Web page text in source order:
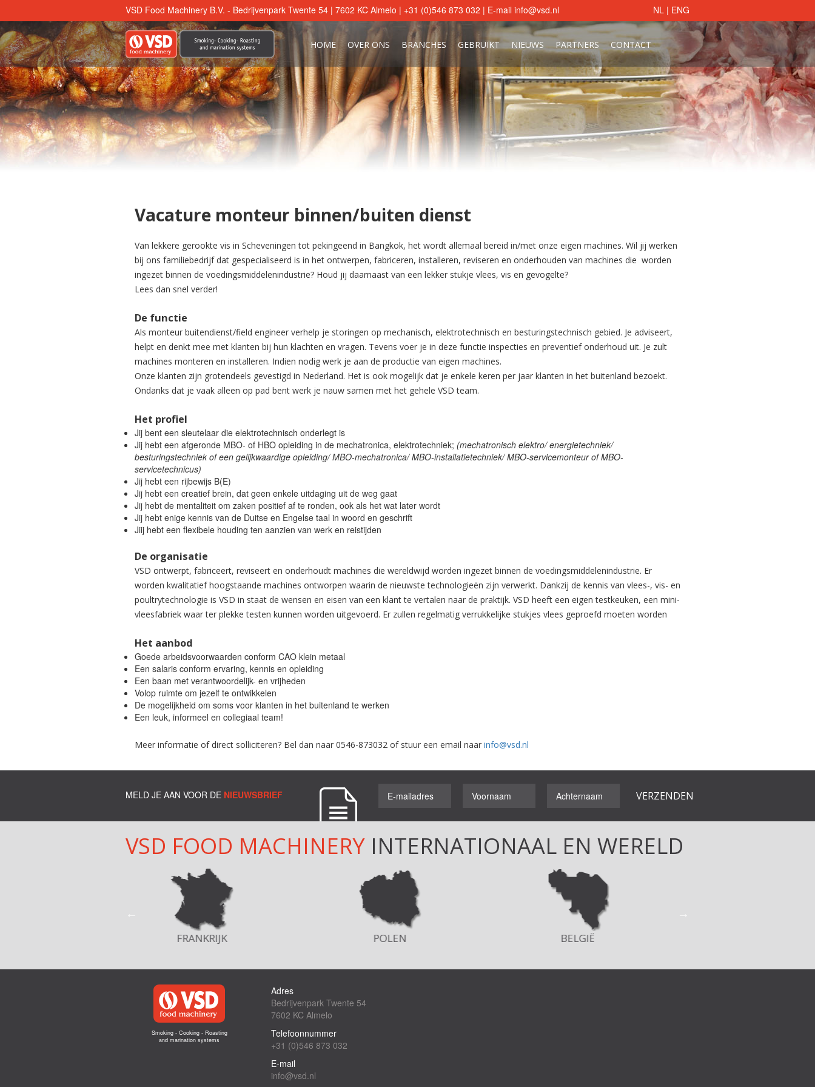
VSD Food Machinery B.V. - Bedrijvenpark Twente 54 | 7602 KC Almelo | +31 (0)546 873 032 | E-mail info@vsd.nl NL | ENG
HOME OVER ONS BRANCHES GEBRUIKT NIEUWS PARTNERS CONTACT
Vacature monteur binnen/buiten dienst
Van lekkere gerookte vis in Scheveningen tot pekingeend in Bangkok, het wordt allemaal bereid in/met onze eigen machines. Wil jij werken
bij ons familiebedrijf dat gespecialiseerd is in het ontwerpen, fabriceren, installeren, reviseren en onderhouden van machines die worden
ingezet binnen de voedingsmiddelenindustrie? Houd jij daarnaast van een lekker stukje vlees, vis en gevogelte?
Lees dan snel verder!
De functie
Als monteur buitendienst/field engineer verhelp je storingen op mechanisch, elektrotechnisch en besturingstechnisch gebied. Je adviseert,
helpt en denkt mee met klanten bij hun klachten en vragen. Tevens voer je in deze functie inspecties en preventief onderhoud uit. Je zult
machines monteren en installeren. Indien nodig werk je aan de productie van eigen machines.
Onze klanten zijn grotendeels gevestigd in Nederland. Het is ook mogelijk dat je enkele keren per jaar klanten in het buitenland bezoekt.
Ondanks dat je vaak alleen op pad bent werk je nauw samen met het gehele VSD team.
Het profiel
Jij bent een sleutelaar die elektrotechnisch onderlegt is
Jij hebt een afgeronde MBO- of HBO opleiding in de mechatronica, elektrotechniek; (mechatronisch elektro/ energietechniek/
besturingstechniek of een gelijkwaardige opleiding/ MBO-mechatronica/ MBO-installatietechniek/ MBO-servicemonteur of MBO-
servicetechnicus)
Jij hebt een rijbewijs B(E)
Jij hebt een creatief brein, dat geen enkele uitdaging uit de weg gaat
Jij hebt de mentaliteit om zaken positief af te ronden, ook als het wat later wordt
Jij hebt enige kennis van de Duitse en Engelse taal in woord en geschrift
Jiij hebt een flexibele houding ten aanzien van werk en reistijden
De organisatie
VSD ontwerpt, fabriceert, reviseert en onderhoudt machines die wereldwijd worden ingezet binnen de voedingsmiddelenindustrie. Er
worden kwalitatief hoogstaande machines ontworpen waarin de nieuwste technologieën zijn verwerkt. Dankzij de kennis van vlees-, vis- en
poultrytechnologie is VSD in staat de wensen en eisen van een klant te vertalen naar de praktijk. VSD heeft een eigen testkeuken, een mini-
vleesfabriek waar ter plekke testen kunnen worden uitgevoerd. Er zullen regelmatig verrukkelijke stukjes vlees geproefd moeten worden
Het aanbod
Goede arbeidsvoorwaarden conform CAO klein metaal
Een salaris conform ervaring, kennis en opleiding
Een baan met verantwoordelijk- en vrijheden
Volop ruimte om jezelf te ontwikkelen
De mogelijkheid om soms voor klanten in het buitenland te werken
Een leuk, informeel en collegiaal team!
Meer informatie of direct solliciteren? Bel dan naar 0546-873032 of stuur een email naar info@vsd.nl
MELD JE AAN VOOR DE NIEUWSBRIEF
VSD FOOD MACHINERY INTERNATIONAAL EN WERELD
POLEN BELGIË ENGELAND
Smoking - Cooking - Roasting
and marination systems
Adres
Bedrijvenpark Twente 54
7602 KC Almelo
Telefoonnummer
+31 (0)546 873 032
E-mail
info@vsd.nl